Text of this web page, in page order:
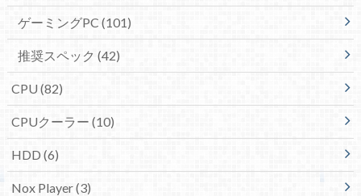
ゲーミングPC (101)
推奨スペック (42)
CPU (82)
CPUクーラー (10)
HDD (6)
Nox Player(3)